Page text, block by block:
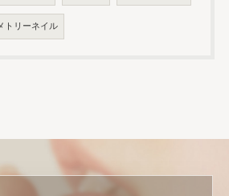
トリーネイル